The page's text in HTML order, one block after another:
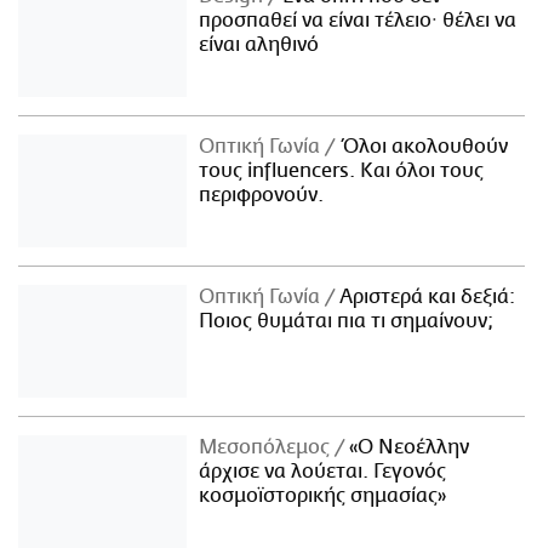
προσπαθεί να είναι τέλειο· θέλει να
είναι αληθινό
Οπτική Γωνία
Όλοι ακολουθούν
τους influencers. Και όλοι τους
περιφρονούν.
Οπτική Γωνία
Αριστερά και δεξιά:
Ποιος θυμάται πια τι σημαίνουν;
Μεσοπόλεμος
«Ο Νεοέλλην
άρχισε να λούεται. Γεγονός
κοσμοϊστορικής σημασίας»